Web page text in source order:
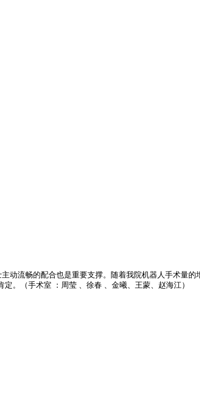
流畅的配合也是重要支撑。随着我院机器人手术量的
。（手术室 ：周莹 、徐春 、金曦、王蒙、赵海江）